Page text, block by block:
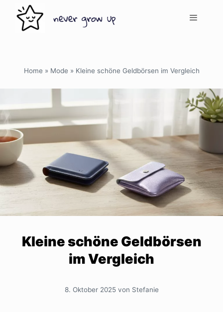
Inhalt
never grow up
Home » Mode » Kleine schöne Geldbörsen im Vergleich
Kleine schöne Geldbörsen
im Vergleich
8. Oktober 2025 von Stefanie